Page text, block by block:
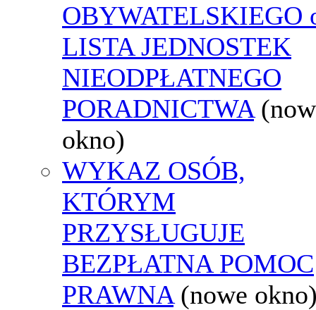
OBYWATELSKIEGO
LISTA JEDNOSTEK
NIEODPŁATNEGO
PORADNICTWA
okno)
WYKAZ OSÓB,
KTÓRYM
PRZYSŁUGUJE
BEZPŁATNA POMOC
PRAWNA (nowe